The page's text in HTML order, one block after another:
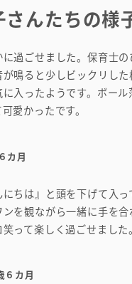
んたちの様
過ごせました。保育士
鳴ると少しビックリし
に入ったようです。ボー
愛かったです。
カ月
ちは』と頭を下げて入
を観ながら一緒に手を
って楽しく過ごせました。
カ月